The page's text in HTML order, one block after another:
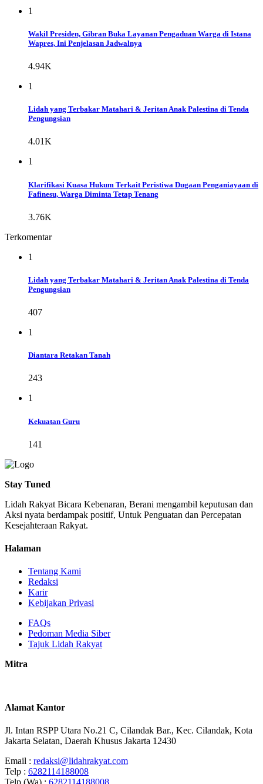
1
Wakil Presiden, Gibran Buka Layanan Pengaduan Warga di Istana
Wapres, Ini Penjelasan Jadwalnya
4.94K
1
Lidah yang Terbakar Matahari & Jeritan Anak Palestina di Tenda
Pengungsian
4.01K
1
Klarifikasi Kuasa Hukum Terkait Peristiwa Dugaan Penganiayaan di
Fafinesu, Warga Diminta Tetap Tenang
3.76K
Terkomentar
1
Lidah yang Terbakar Matahari & Jeritan Anak Palestina di Tenda
Pengungsian
407
1
Diantara Retakan Tanah
243
1
Kekuatan Guru
141
Stay Tuned
Lidah Rakyat Bicara Kebenaran, Berani mengambil keputusan dan
Aksi nyata berdampak positif, Untuk Penguatan dan Percepatan
Kesejahteraan Rakyat.
Halaman
Tentang Kami
Redaksi
Karir
Kebijakan Privasi
FAQs
Pedoman Media Siber
Tajuk Lidah Rakyat
Mitra
Alamat Kantor
Jl. Intan RSPP Utara No.21 C, Cilandak Bar., Kec. Cilandak, Kota
Jakarta Selatan, Daerah Khusus Jakarta 12430
Email : redaksi@lidahrakyat.com
Telp : 6282114188008
Telp (Wa) : 6282114188008